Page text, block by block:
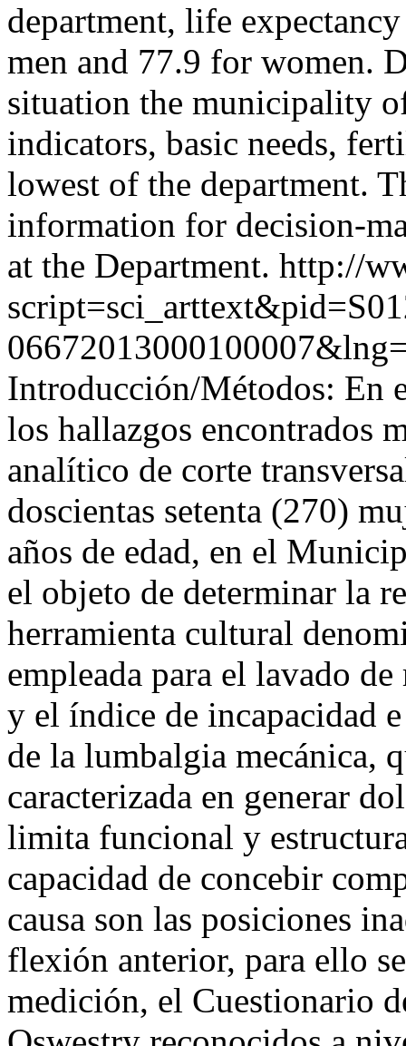
department, life
men and 77.9 for women.
situation the municipality
indicators, basic needs,
lowest of the department.
information for decision-
at the Department. http://
Introducción/Métodos: En
los hallazgos encontrados
analítico de corte
doscientas setenta (270)
años de edad, en el
el objeto de determinar la
herramienta cultural
empleada para el lavado
y el índice de incapacidad
de la lumbalgia mecánica,
caracterizada en generar
limita funcional y
capacidad de concebir
causa son las posiciones
flexión anterior, para ello
medición, el Cuestionario